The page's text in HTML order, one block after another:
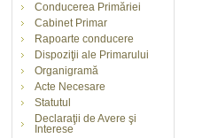
Conducerea Primăriei
Cabinet Primar
Rapoarte conducere
Dispoziţii ale Primarului
Organigramă
Acte Necesare
Statutul
Declaraţii de Avere şi
Interese